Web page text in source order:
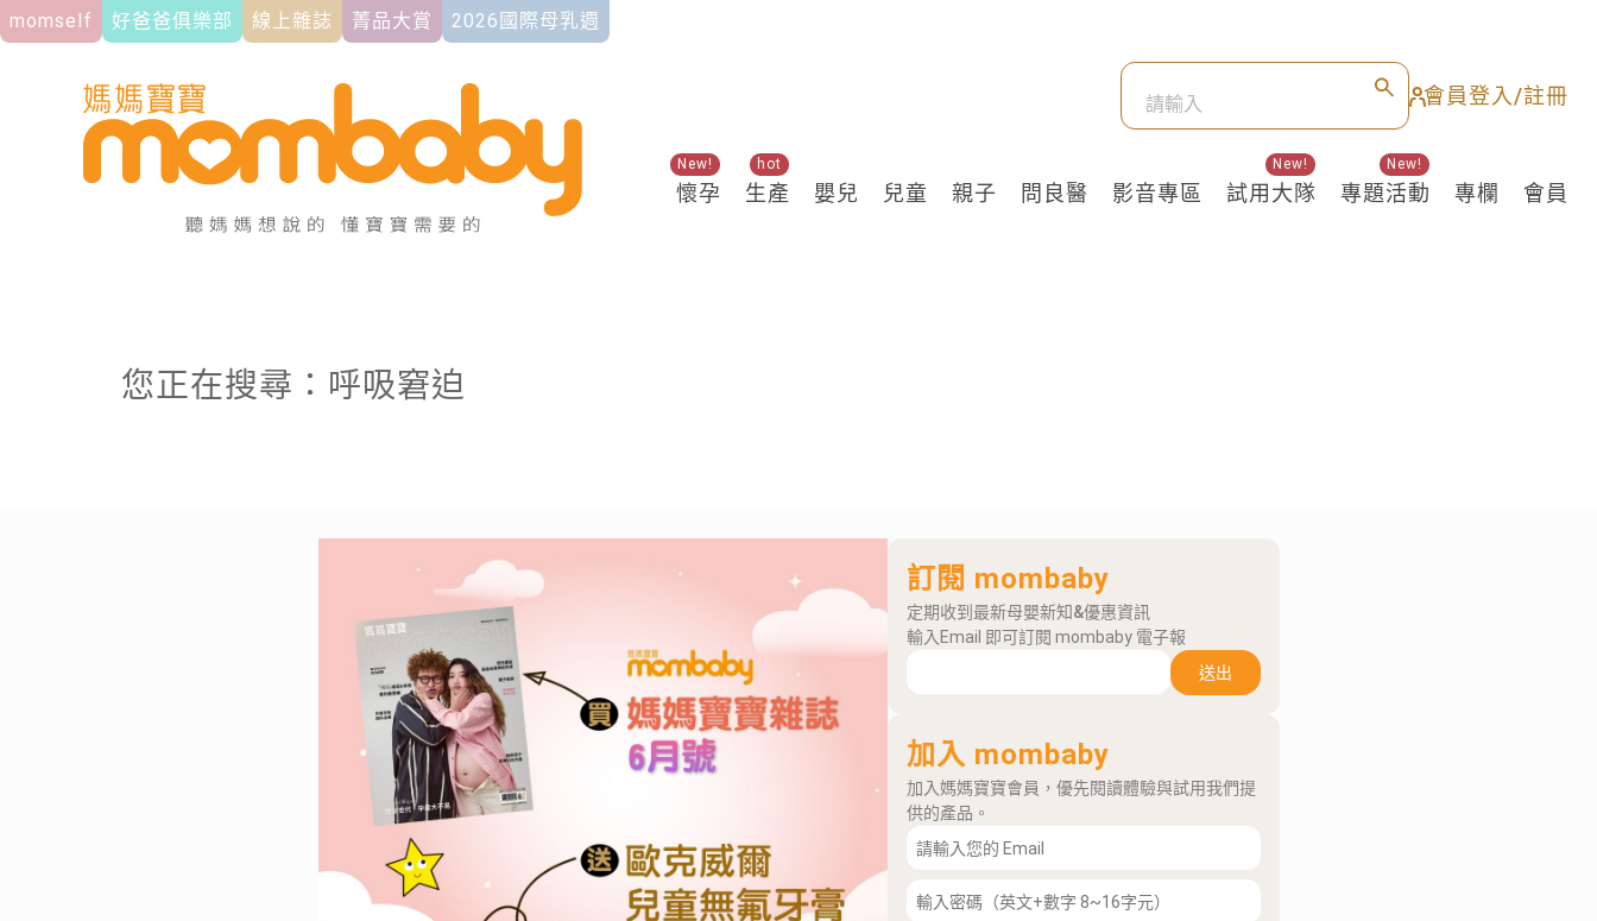
momself 好爸爸俱樂部 線上雜誌 菁品大賞 2026國際母乳週
會員登入/註冊
懷孕
New!
生產
hot
嬰兒 兒童 親子 問良醫 影音專區 試用大隊
New!
專題活動
New!
專欄 會員
關鍵熱搜
您正在搜尋：呼吸窘迫
訂閱 mombaby
定期收到最新母嬰新知&優惠資訊
輸入Email 即可訂閱 mombaby 電子報
送出
加入 mombaby
加入媽媽寶寶會員，優先閱讀體驗與試用我們提
供的產品。